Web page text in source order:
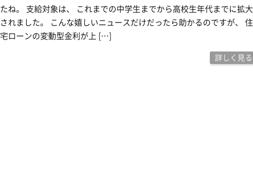
たね。 支給対象は、 これまでの中学生までから高校生年代までに拡大
されました。 こんな嬉しいニュースだけだったら助かるのですが、 住
宅ローンの変動型金利が上 […]
詳しく見る